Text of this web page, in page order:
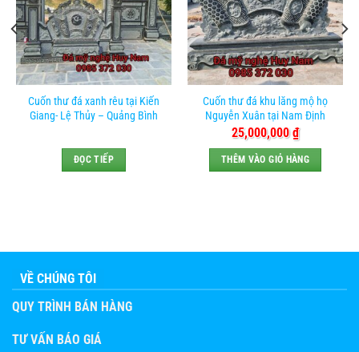
Cuốn thư đá xanh rêu tại Kiến
Giang- Lệ Thủy – Quảng Bình
ĐỌC TIẾP
Cuốn thư đá khu lăng mộ họ
Nguyễn Xuân tại Nam Định
25,000,000₫
THÊM VÀO GIỎ HÀNG
VỀ CHÚNG TÔI
QUY TRÌNH BÁN HÀNG
TƯ VẤN BÁO GIÁ